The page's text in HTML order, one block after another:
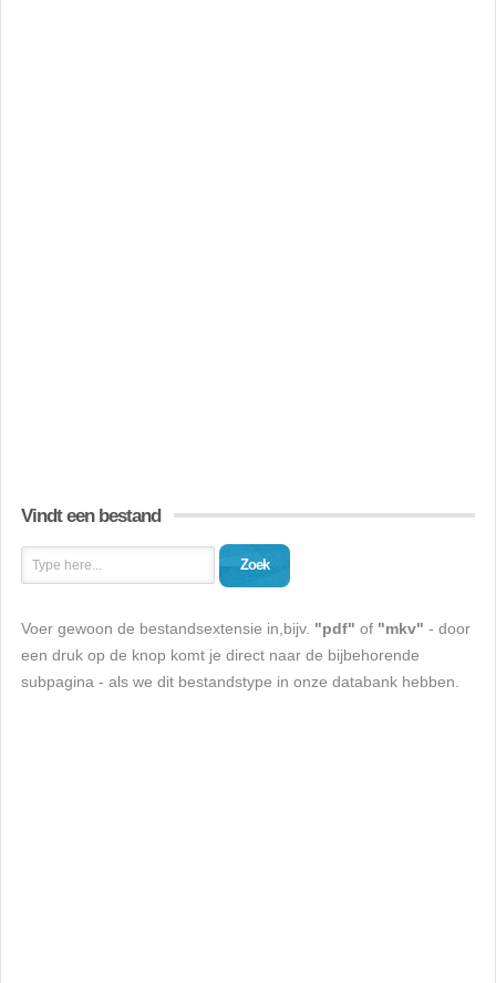
Vindt een bestand
Zoek
Voer gewoon de bestandsextensie in,bijv. "pdf" of "mkv" - door
een druk op de knop komt je direct naar de bijbehorende
subpagina - als we dit bestandstype in onze databank hebben.